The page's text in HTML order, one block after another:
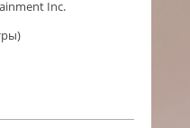
Inc.